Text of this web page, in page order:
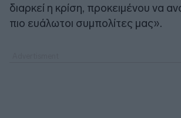
διαρκεί η κρίση, προκειμένου να
πιο ευάλωτοι συμπολίτες μας».